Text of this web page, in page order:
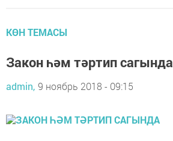
КӨН ТЕМАСЫ
Закон һәм тәртип сагында
admin, 9 ноябрь 2018 - 09:15